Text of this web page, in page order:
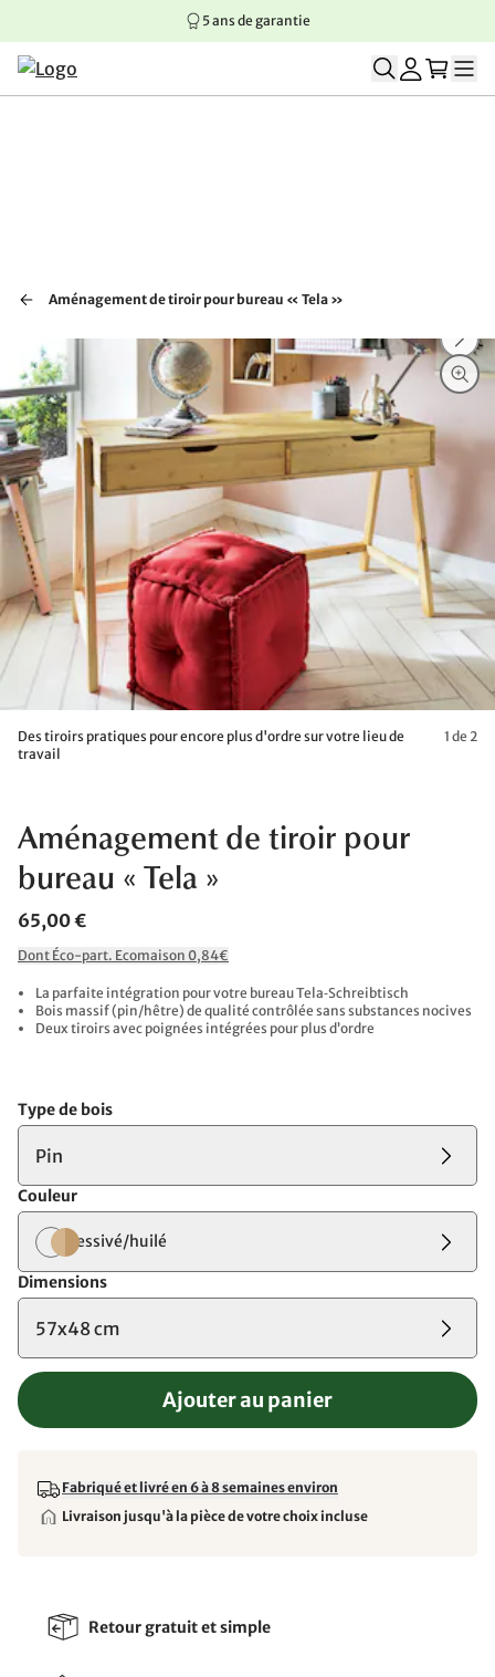
Aller au contenu principal
Aller à la navigation principale
Aller au pied de page
5 ans de garantie
Aménagement de tiroir pour bureau « Tela »
Des tiroirs pratiques pour encore plus d'ordre sur votre lieu de
travail
1 de 2
Aménagement de tiroir pour
bureau « Tela »
65,00 €
Dont Éco-part. Ecomaison 0,84€
La parfaite intégration pour votre bureau Tela‑Schreibtisch
Bois massif (pin/hêtre) de qualité contrôlée sans substances nocives
Deux tiroirs avec poignées intégrées pour plus d’ordre
Type de bois
Pin
Couleur
lessivé/huilé
Dimensions
57x48 cm
Ajouter au panier
Fabriqué et livré en 6 à 8 semaines environ
Livraison jusqu'à la pièce de votre choix incluse
Retour gratuit et simple